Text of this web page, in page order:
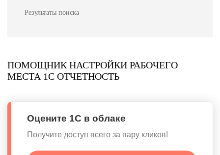
Результаты поиска
ПОМОЩНИК НАСТРОЙКИ РАБОЧЕГО
МЕСТА 1С ОТЧЕТНОСТЬ
Оцените 1С в облаке
Получите доступ всего за пару кликов!